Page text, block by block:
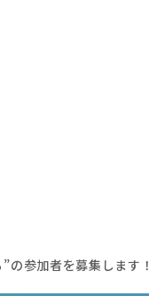
の参加者を募集します！